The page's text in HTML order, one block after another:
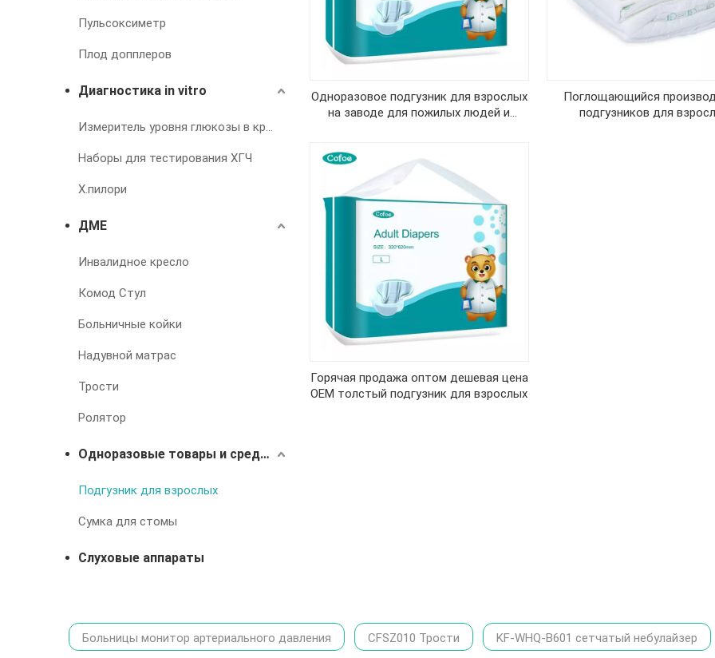
Пульсоксиметр
Плод допплеров
Диагностика in vitro
Измеритель уровня глюкозы в крови
Наборы для тестирования ХГЧ
Х.пилори
ДМЕ
Инвалидное кресло
Комод Стул
Больничные койки
Надувной матрас
Трости
Ролятор
Одноразовые товары и средства для лечения недержания
Подгузник для взрослых
Сумка для стомы
Слуховые аппараты
Одноразовое подгузник для взрослых
на заводе для пожилых людей и
Поглощающийся
подгузников для
Горячая продажа оптом дешевая цена
OEM толстый подгузник для взрослых
Больницы монитор артериального давления CFSZ010 Трости KF-WHQ-B601 сетчатый небулайзер